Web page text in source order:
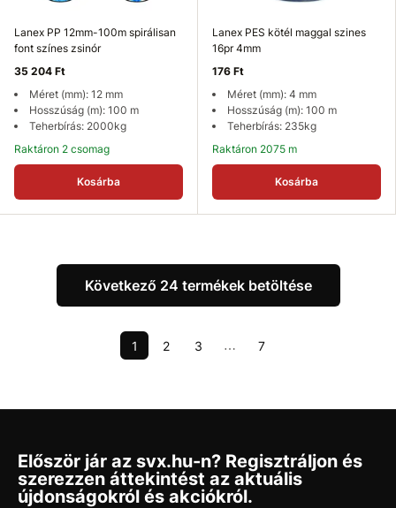
Lanex PP 12mm-100m spirálisan
font színes zsinór
35 204 Ft
Méret (mm): 12 mm
Hosszúság (m): 100 m
Teherbírás: 2000kg
Raktáron 2 csomag
Kosárba
Lanex PES kötél maggal szines
16pr 4mm
176 Ft
Méret (mm): 4 mm
Hosszúság (m): 100 m
Teherbírás: 235kg
Raktáron 2075 m
Kosárba
Következő 24 termékek betöltése
1 2 3 ⋯ 7
Először jár az svx.hu-n? Regisztráljon és
szerezzen áttekintést az aktuális
újdonságokról és akciókról.